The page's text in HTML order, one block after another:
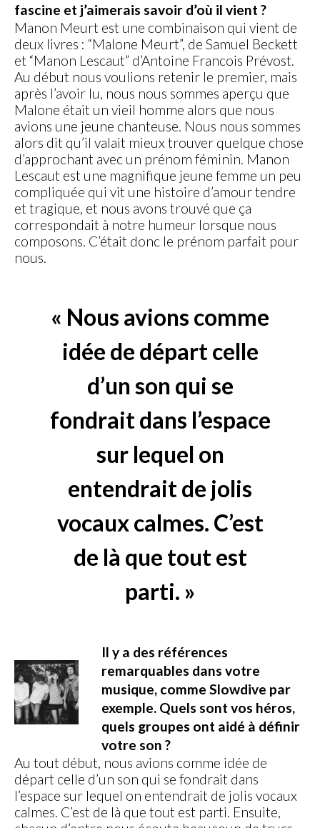
fascine et j’aimerais savoir d’où il vient ?
Manon Meurt est une combinaison qui vient de
deux livres : “Malone Meurt”, de Samuel Beckett
et “Manon Lescaut” d’Antoine Francois Prévost.
Au début nous voulions retenir le premier, mais
après l’avoir lu, nous nous sommes aperçu que
Malone était un vieil homme alors que nous
avions une jeune chanteuse. Nous nous sommes
alors dit qu’il valait mieux trouver quelque chose
d’approchant avec un prénom féminin. Manon
Lescaut est une magnifique jeune femme un peu
compliquée qui vit une histoire d’amour tendre
et tragique, et nous avons trouvé que ça
correspondait à notre humeur lorsque nous
composons. C’était donc le prénom parfait pour
nous.
« Nous avions comme
idée de départ celle
d’un son qui se
fondrait dans l’espace
sur lequel on
entendrait de jolis
vocaux calmes. C’est
de là que tout est
parti. »
Il y a des références
remarquables dans votre
musique, comme Slowdive par
exemple. Quels sont vos héros,
quels groupes ont aidé à définir
votre son ?
Au tout début, nous avions comme idée de
départ celle d’un son qui se fondrait dans
l’espace sur lequel on entendrait de jolis vocaux
calmes. C’est de là que tout est parti. Ensuite,